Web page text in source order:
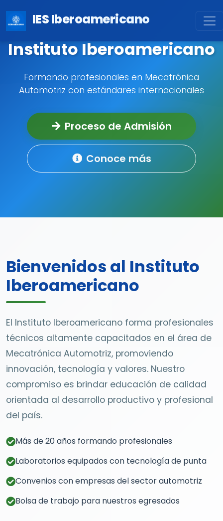
IES Iberoamericano
Instituto Iberoamericano
Formando profesionales en Mecatrónica
Automotriz con estándares internacionales
Proceso de Admisión
Conoce más
Bienvenidos al Instituto
Iberoamericano
El Instituto Iberoamericano forma profesionales
técnicos altamente capacitados en el área de
Mecatrónica Automotriz, promoviendo
innovación, tecnología y valores. Nuestro
compromiso es brindar educación de calidad
orientada al desarrollo productivo y profesional
del país.
Más de 20 años formando profesionales
Laboratorios equipados con tecnología de punta
Convenios con empresas del sector automotriz
Bolsa de trabajo para nuestros egresados